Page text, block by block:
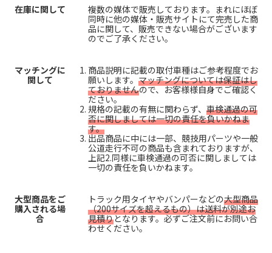
在庫に関して
複数の媒体で販売しております。まれにほぼ
同時に他の媒体・販売サイトにて完売した商
品に関して、販売できない場合がございます
のでご了承ください。
マッチングに
関して
商品説明に記載の取付車種はご参考程度でお
願いします。 マッチングについては保証はし
ておりませんので、お客様様自身でご確認く
ださい。
規格の記載の有無に関わらず、 車検通過の可
否に関しましては一切の責任を負いかねま
す。
出品商品に中には一部、競技用パーツや一般
公道走行不可の商品も含まれておりますが、
上記2.同様に車検通過の可否に関しましては
一切の責任を負いかねます。
大型商品をご
購入される場
合
トラック用タイヤやバンパーなどの大型商品
（200サイズを超えるもの）は送料が別途お
見積りとなります。必ずご注文前にお問い合
わせください。